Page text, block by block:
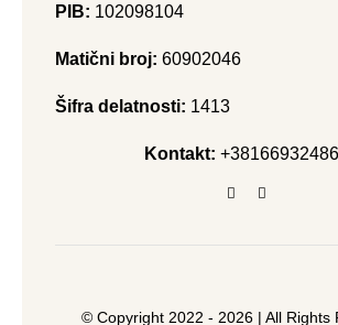
PIB: 102098104
Matični broj: 60902046
Šifra delatnosti: 1413
Kontakt:
© Copyright 2022 - 2026 | All Rights